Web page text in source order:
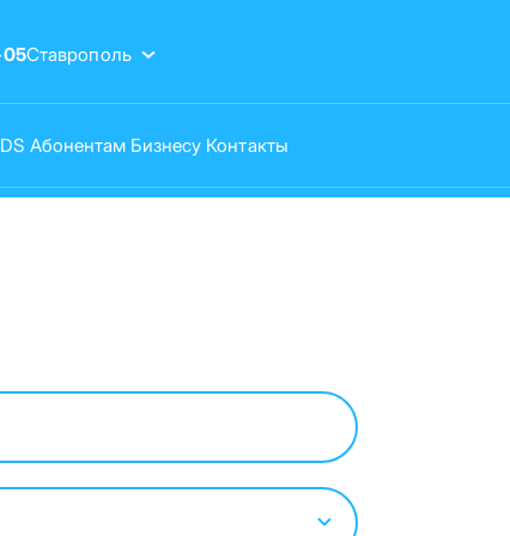
Ставрополь
Абонентам Бизнесу Контакты